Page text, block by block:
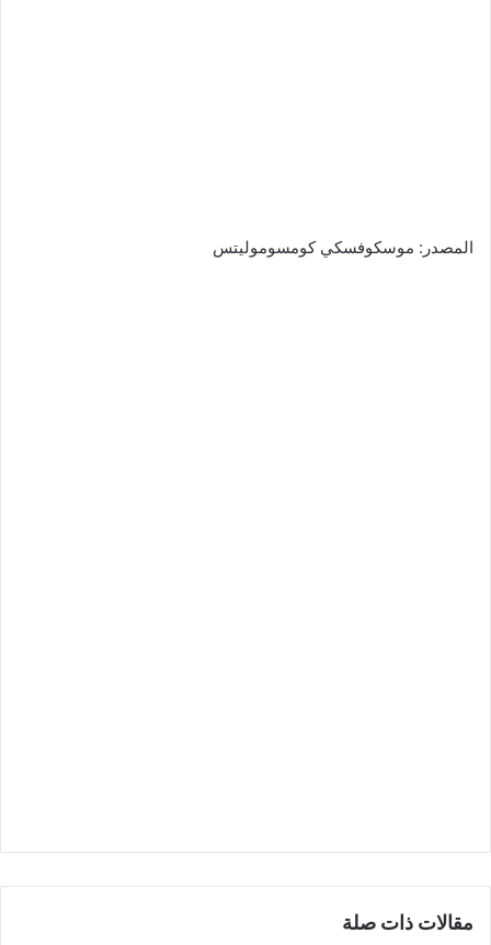
المصدر: موسكوفسكي كومسوموليتس
مقالات ذات صلة